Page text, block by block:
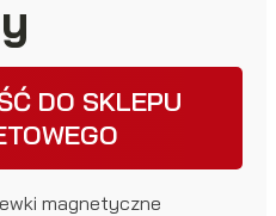
DO SKLEPU
magnetyczne